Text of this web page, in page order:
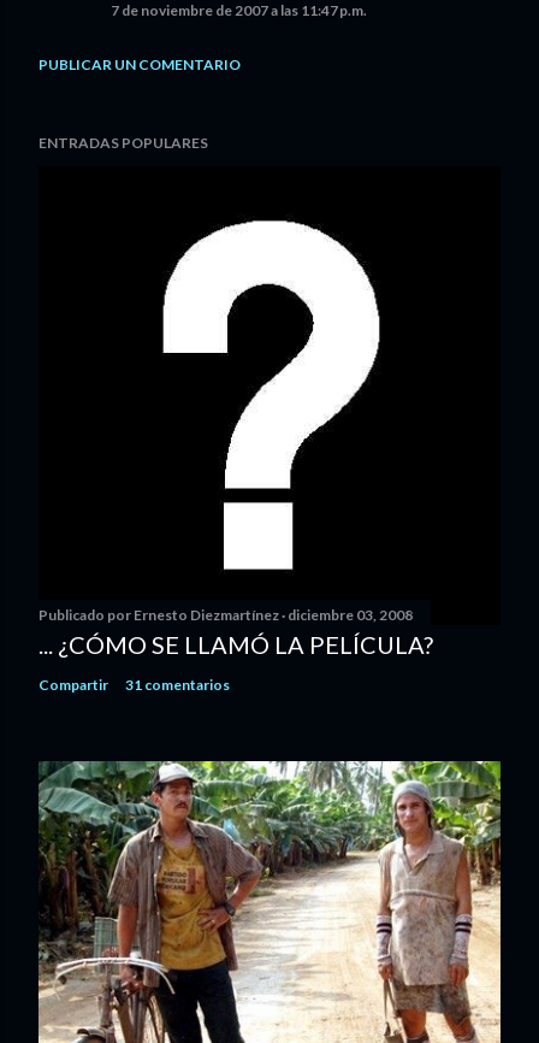
7 de noviembre de 2007 a las 11:47 p.m.
PUBLICAR UN COMENTARIO
ENTRADAS POPULARES
Publicado por Ernesto Diezmartínez diciembre 03, 2008
... ¿CÓMO SE LLAMÓ LA PELÍCULA?
Compartir 31 comentarios